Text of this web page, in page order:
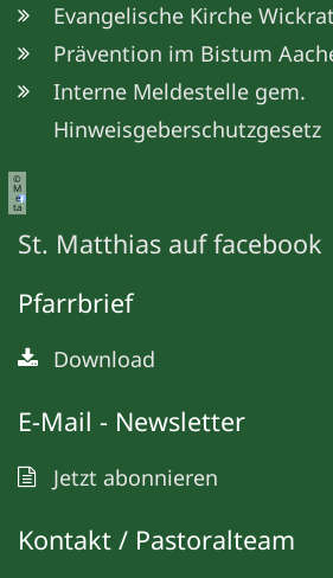
Evangelische Kirche
Prävention im Bistum
Interne Meldestelle gem.
Hinweisgeberschutzgesetz
©
M
e
ta
St. Matthias auf facebook
Pfarrbrief
Download
E-Mail - Newsletter
Jetzt abonnieren
Kontakt / Pastoralteam